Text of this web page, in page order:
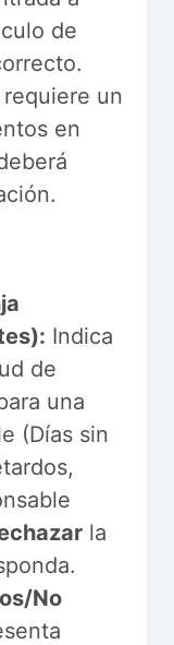
de
requiere un
en
Indica
de
una
(Días sin
la
No